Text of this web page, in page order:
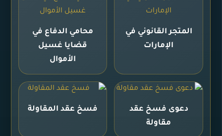
المتجر القانوني في
الإمارات
محامي الدفاع في
قضايا غسيل
الأموال
دعوى فسخ عقد
مقاولة
فسخ عقد المقاولة